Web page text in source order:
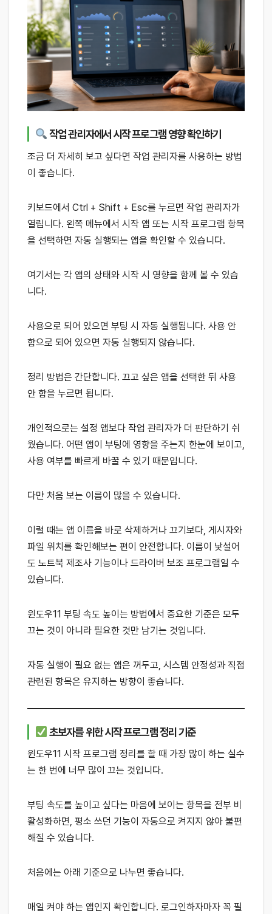
작업 관리자에서 시작 프로그램 영향 확인하기
조금 더 자세히 보고 싶다면 작업 관리자를 사용하는 방법
이 좋습니다.
키보드에서 Ctrl + Shift + Esc를 누르면 작업 관리자가
열립니다. 왼쪽 메뉴에서 시작 앱 또는 시작 프로그램 항목
을 선택하면 자동 실행되는 앱을 확인할 수 있습니다.
여기서는 각 앱의 상태와 시작 시 영향을 함께 볼 수 있습
니다.
사용으로 되어 있으면 부팅 시 자동 실행됩니다. 사용 안
함으로 되어 있으면 자동 실행되지 않습니다.
정리 방법은 간단합니다. 끄고 싶은 앱을 선택한 뒤 사용
안 함을 누르면 됩니다.
개인적으로는 설정 앱보다 작업 관리자가 더 판단하기 쉬
웠습니다. 어떤 앱이 부팅에 영향을 주는지 한눈에 보이고,
사용 여부를 빠르게 바꿀 수 있기 때문입니다.
다만 처음 보는 이름이 많을 수 있습니다.
이럴 때는 앱 이름을 바로 삭제하거나 끄기보다, 게시자와
파일 위치를 확인해보는 편이 안전합니다. 이름이 낯설어
도 노트북 제조사 기능이나 드라이버 보조 프로그램일 수
있습니다.
윈도우11 부팅 속도 높이는 방법에서 중요한 기준은 모두
끄는 것이 아니라 필요한 것만 남기는 것입니다.
자동 실행이 필요 없는 앱은 꺼두고, 시스템 안정성과 직접
관련된 항목은 유지하는 방향이 좋습니다.
초보자를 위한 시작 프로그램 정리 기준
윈도우11 시작 프로그램 정리를 할 때 가장 많이 하는 실수
는 한 번에 너무 많이 끄는 것입니다.
부팅 속도를 높이고 싶다는 마음에 보이는 항목을 전부 비
활성화하면, 평소 쓰던 기능이 자동으로 켜지지 않아 불편
해질 수 있습니다.
처음에는 아래 기준으로 나누면 좋습니다.
매일 켜야 하는 앱인지 확인합니다. 로그인하자마자 꼭 필